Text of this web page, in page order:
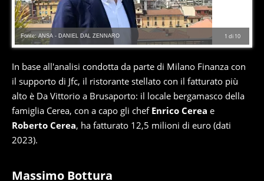
1 di 10
Fonte: ANSA - DANIEL DAL ZENNARO
In base all'analisi condotta da parte di Milano Finanza con
il supporto di Jfc, il ristorante stellato con il fatturato più
alto è Da Vittorio a Brusaporto: il locale bergamasco della
famiglia Cerea, con a capo gli chef Enrico Cerea e
Roberto Cerea, ha fatturato 12,5 milioni di euro (dati
2023).
Massimo Bottura